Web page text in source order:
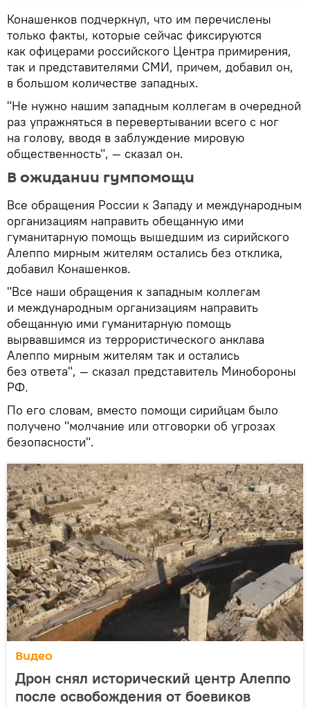
Конашенков подчеркнул, что им перечислены
только факты, которые сейчас фиксируются
как офицерами российского Центра примирения,
так и представителями СМИ, причем, добавил он,
в большом количестве западных.
"Не нужно нашим западным коллегам в очередной
раз упражняться в перевертывании всего с ног
на голову, вводя в заблуждение мировую
общественность", — сказал он.
В ожидании гумпомощи
Все обращения России к Западу и международным
организациям направить обещанную ими
гуманитарную помощь вышедшим из сирийского
Алеппо мирным жителям остались без отклика,
добавил Конашенков.
"Все наши обращения к западным коллегам
и международным организациям направить
обещанную ими гуманитарную помощь
вырвавшимся из террористического анклава
Алеппо мирным жителям так и остались
без ответа", — сказал представитель Минобороны
РФ.
По его словам, вместо помощи сирийцам было
получено "молчание или отговорки об угрозах
безопасности".
Видео
Дрон снял исторический центр Алеппо
после освобождения от боевиков